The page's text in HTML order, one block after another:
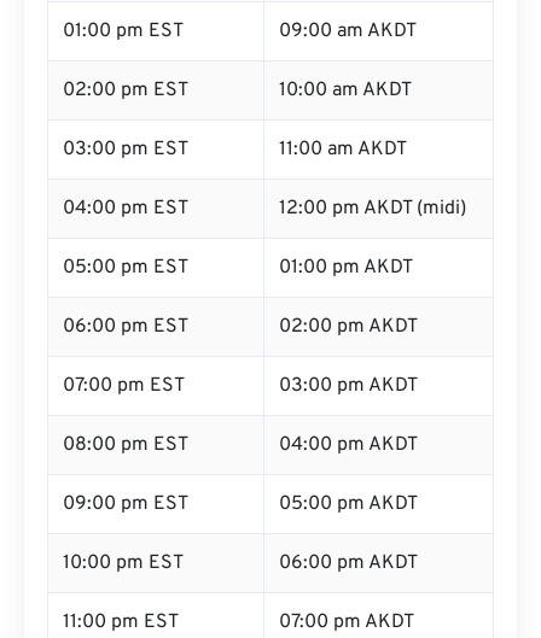
01:00 pm EST 09:00 am AKDT
02:00 pm EST 10:00 am AKDT
03:00 pm EST 11:00 am AKDT
04:00 pm EST 12:00 pm AKDT (midi)
05:00 pm EST 01:00 pm AKDT
06:00 pm EST 02:00 pm AKDT
07:00 pm EST 03:00 pm AKDT
08:00 pm EST 04:00 pm AKDT
09:00 pm EST 05:00 pm AKDT
10:00 pm EST 06:00 pm AKDT
11:00 pm EST 07:00 pm AKDT